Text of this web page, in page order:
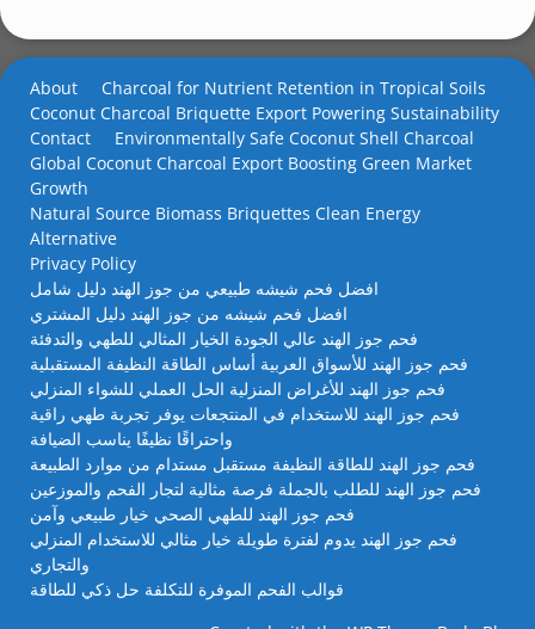
About
Charcoal for Nutrient Retention in Tropical Soils
Coconut Charcoal Briquette Export Powering Sustainability
Contact
Environmentally Safe Coconut Shell Charcoal
Global Coconut Charcoal Export Boosting Green Market
Growth
Natural Source Biomass Briquettes Clean Energy
Alternative
Privacy Policy
افضل فحم شيشه طبيعي من جوز الهند دليل شامل
افضل فحم شيشه من جوز الهند دليل المشتري
فحم جوز الهند عالي الجودة الخيار المثالي للطهي والتدفئة
فحم جوز الهند للأسواق العربية أساس الطاقة النظيفة المستقبلية
فحم جوز الهند للأغراض المنزلية الحل العملي للشواء المنزلي
فحم جوز الهند للاستخدام في المنتجعات يوفر تجربة طهي راقية
واحتراقًا نظيفًا يناسب الضيافة
فحم جوز الهند للطاقة النظيفة مستقبل مستدام من موارد الطبيعة
فحم جوز الهند للطلب بالجملة فرصة مثالية لتجار الفحم والموزعين
فحم جوز الهند للطهي الصحي خيار طبيعي وآمن
فحم جوز الهند يدوم لفترة طويلة خيار مثالي للاستخدام المنزلي
والتجاري
قوالب الفحم الموفرة للتكلفة حل ذكي للطاقة